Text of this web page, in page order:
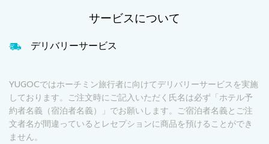
サービスについて
デリバリーサービス
YUGOCではホーチミン旅行者に向けてデリバリーサービスを実施
しております。ご注文時にご記入いただく氏名は必ず「ホテル予
約者名義（宿泊者名義）」でお願いします。ご宿泊者名義とご注
文者名が間違っているとレセプションに商品を預けることができ
ません。